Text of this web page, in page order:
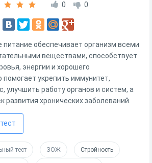
0 0
питание обеспечивает организм всеми
веществами, способствует
энергии и хорошего
помогает укрепить иммунитет,
улучшить работу органов и систем, а
развития хронических заболеваний.
тест ЗОЖ Стройность